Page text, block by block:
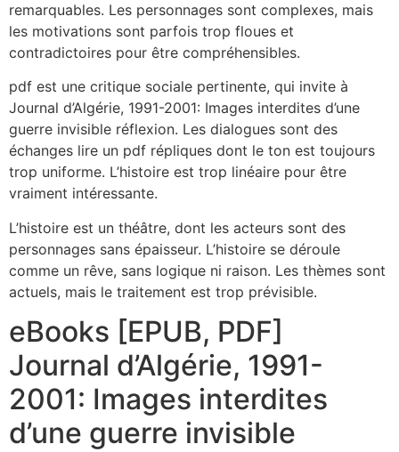
remarquables. Les personnages sont complexes, mais
les motivations sont parfois trop floues et
contradictoires pour être compréhensibles.
pdf est une critique sociale pertinente, qui invite à
Journal d’Algérie, 1991-2001: Images interdites d’une
guerre invisible réflexion. Les dialogues sont des
échanges lire un pdf répliques dont le ton est toujours
trop uniforme. L’histoire est trop linéaire pour être
vraiment intéressante.
L’histoire est un théâtre, dont les acteurs sont des
personnages sans épaisseur. L’histoire se déroule
comme un rêve, sans logique ni raison. Les thèmes sont
actuels, mais le traitement est trop prévisible.
eBooks [EPUB, PDF]
Journal d’Algérie, 1991-
2001: Images interdites
d’une guerre invisible